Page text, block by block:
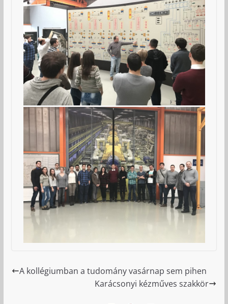
A kollégiumban a tudomány vasárnap sem pihen
Karácsonyi kézműves szakkör